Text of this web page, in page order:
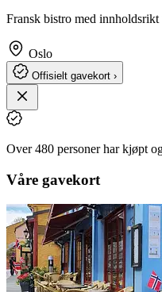
Fransk bistro med
Oslo
Offisielt gavekort ›
Over 480 personer har kjøpt
Våre gavekort